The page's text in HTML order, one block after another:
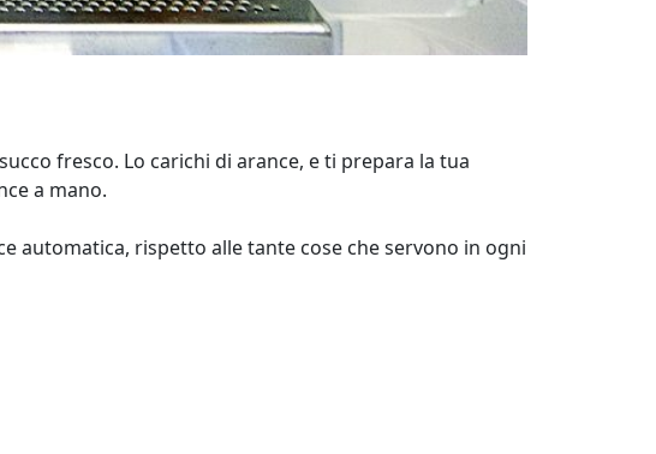
fresco. Lo carichi di arance, e ti prepara la tua
a mano.
automatica, rispetto alle tante cose che servono in ogni